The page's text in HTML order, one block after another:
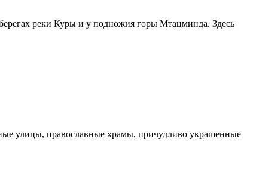
реки Куры и у подножия горы Мтацминда. Здесь
улицы, православные храмы, причудливо украшенные